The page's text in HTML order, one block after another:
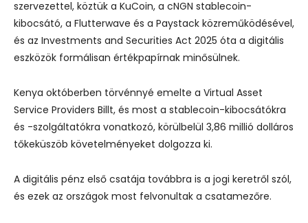
szervezettel, köztük a KuCoin, a cNGN stablecoin-
kibocsátó, a Flutterwave és a Paystack közreműködésével,
és az Investments and Securities Act 2025 óta a digitális
eszközök formálisan értékpapírnak minősülnek.
Kenya októberben törvénnyé emelte a Virtual Asset
Service Providers Billt, és most a stablecoin-kibocsátókra
és -szolgáltatókra vonatkozó, körülbelül 3,86 millió dolláros
tőkeküszöb követelményeket dolgozza ki.
A digitális pénz első csatája továbbra is a jogi keretről szól,
és ezek az országok most felvonultak a csatamezőre.